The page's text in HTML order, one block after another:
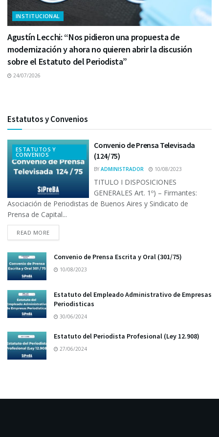
INSTITUCIONAL
Agustín Lecchi: “Nos pidieron una propuesta de
modernización y ahora no quieren abrir la discusión
sobre el Estatuto del Periodista”
24/07/2026
Estatutos y Convenios
ESTATUTOS Y
CONVENIOS
Convenio de Prensa Televisada
(124/75)
BY ADMINISTRADOR 10/08/2023
TITULO I DISPOSICIONES
GENERALES Art. 1º) – Firmantes:
Asociación de Periodistas de Buenos Aires y Sindicato de
Prensa de Capital...
READ MORE
Convenio de Prensa Escrita y Oral (301/75)
10/08/2023
Estatuto del Empleado Administrativo de Empresas
Periodisticas
30/06/2024
Estatuto del Periodista Profesional (Ley 12.908)
27/06/2024